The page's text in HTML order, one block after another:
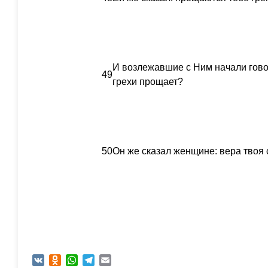
49
И возлежавшие с Ним начали
грехи прощает?
50Он же сказал женщине: вера твоя
VK Odnoklassniki
WhatsAppTelegram